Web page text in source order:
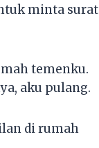
minta surat
temenku.
aku pulang.
di rumah